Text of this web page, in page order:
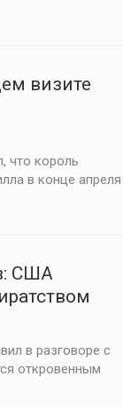
визите
что король
в конце апреля
США
в разговоре с
откровенным